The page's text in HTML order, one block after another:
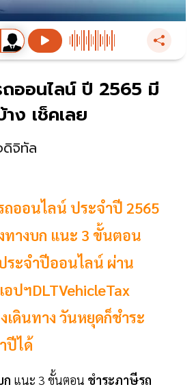
ถออนไลน์ ปี 2565 มี
ง เช็คเลย
ดิจิทัล
ถออนไลน์ ประจำปี 2565
ทางบก แนะ 3 ขั้นตอน
ระจำปีออนไลน์ ผ่าน
ปฯDLTVehicleTax
เดินทาง วันหยุดก็ชำระ
ปีได้
ก แนะ 3 ขั้นตอน ชำระภาษีรถ